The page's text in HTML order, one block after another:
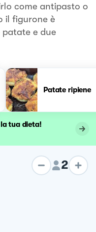
come antipasto o
il figurone è
e due
Patate ripiene
tua dieta!
2